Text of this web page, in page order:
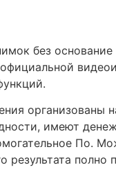
без
организованы
имеют
По.
результата полно